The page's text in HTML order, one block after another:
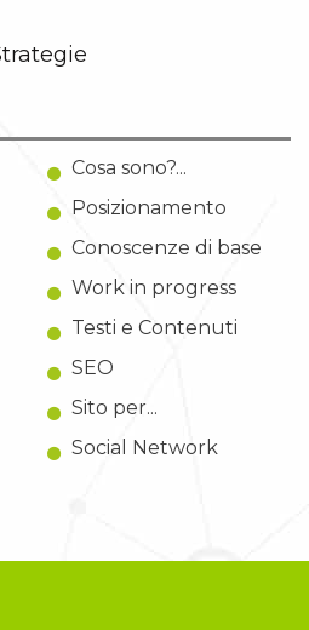
Cosa sono?...
Posizionamento
Conoscenze di base
Work in progress
Testi e Contenuti
SEO
Sito per...
Social Network